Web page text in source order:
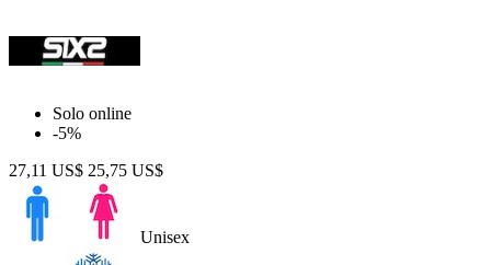
Solo online
-5%
27,11 US$ 25,75 US$
Unisex